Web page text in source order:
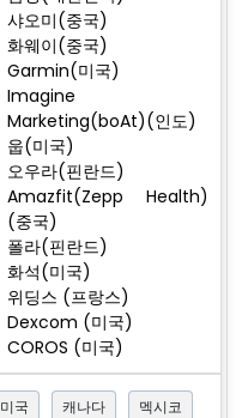
샤오미(중국)
화웨이(중국)
Garmin(미국)
Imagine
Marketing(boAt)(인도)
웁(미국)
오우라(핀란드)
Amazfit(Zepp Health)
(중국)
폴라(핀란드)
화석(미국)
위딩스 (프랑스)
Dexcom (미국)
COROS (미국)
미국 캐나다 멕시코